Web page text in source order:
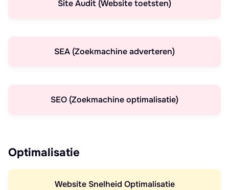
Site Audit (Website toetsten)
SEA (Zoekmachine adverteren)
SEO (Zoekmachine optimalisatie)
Optimalisatie
Website Snelheid Optimalisatie